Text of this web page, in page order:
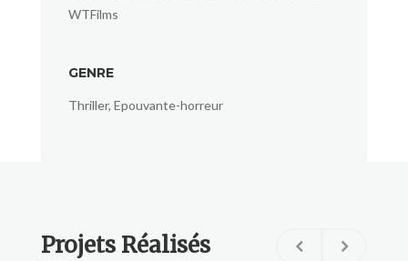
WTFilms
GENRE
Thriller, Epouvante-horreur
Projets Réalisés